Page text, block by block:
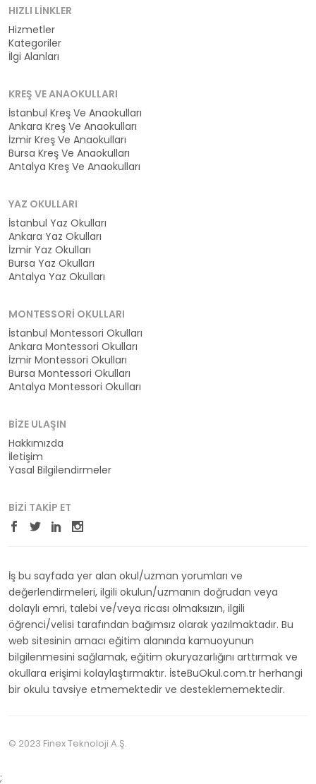
HIZLI LINKLER
Hizmetler
Kategoriler
İlgi Alanları
KREŞ VE ANAOKULLARI
İstanbul Kreş Ve Anaokulları
Ankara Kreş Ve Anaokulları
İzmir Kreş Ve Anaokulları
Bursa Kreş Ve Anaokulları
Antalya Kreş Ve Anaokulları
YAZ OKULLARI
İstanbul Yaz Okulları
Ankara Yaz Okulları
İzmir Yaz Okulları
Bursa Yaz Okulları
Antalya Yaz Okulları
MONTESSORI OKULLARI
İstanbul Montessori Okulları
Ankara Montessori Okulları
İzmir Montessori Okulları
Bursa Montessori Okulları
Antalya Montessori Okulları
BIZE ULAŞIN
Hakkımızda
İletişim
Yasal Bilgilendirmeler
BIZI TAKIP ET
İş bu sayfada yer alan okul/uzman yorumları ve
değerlendirmeleri, ilgili okulun/uzmanın doğrudan veya
dolaylı emri, talebi ve/veya ricası olmaksızın, ilgili
öğrenci/velisi tarafından bağımsız olarak yazılmaktadır. Bu
web sitesinin amacı eğitim alanında kamuoyunun
bilgilenmesini sağlamak, eğitim okuryazarlığını arttırmak ve
okullara erişimi kolaylaştırmaktır. İsteBuOkul.com.tr herhangi
bir okulu tavsiye etmemektedir ve desteklememektedir.
© 2023 Finex Teknoloji A.Ş.
;